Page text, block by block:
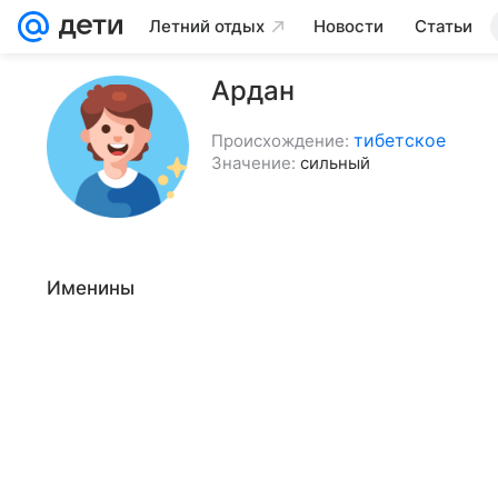
Летний отдых Новости Статьи
Ардан
Происхождение: тибетское
Значение: сильный
Именины